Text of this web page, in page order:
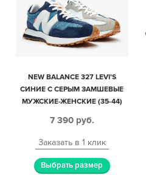
NEW BALANCE 327 LEVI’S
СИНИЕ С СЕРЫМ ЗАМШЕВЫЕ
МУЖСКИЕ-ЖЕНСКИЕ (35-44)
7 390 руб.
Заказать в 1 клик
Выбрать размер